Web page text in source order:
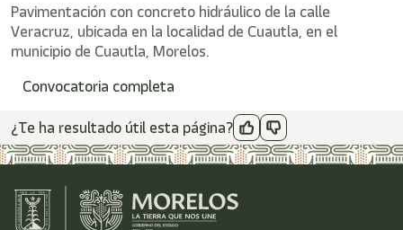
Pavimentación con concreto hidráulico de la calle
Veracruz, ubicada en la localidad de Cuautla, en el
municipio de Cuautla, Morelos.
Convocatoria completa
¿Te ha resultado útil esta página?